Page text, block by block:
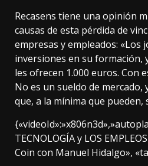
Recasens tiene una opinión
causas de esta pérdida de
empresas y empleados: «Los
inversiones en su formación,
les ofrecen 1.000 euros. Con
No es un sueldo de mercado,
que, a la mínima que pueden,
TECNOLOGÍA y LOS
Coin con Manuel Hidalgo»,